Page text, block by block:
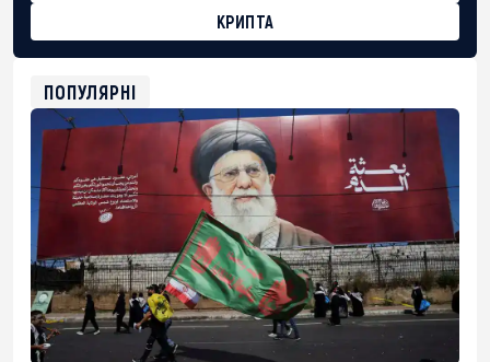
КРИПТА
USDT
0x8676644fA7B6d328310283cAC1065Ae01d97CEe7
ETH
0xfD02863D3289416fcF50975c9DFda13623f97758
ПОПУЛЯРНІ